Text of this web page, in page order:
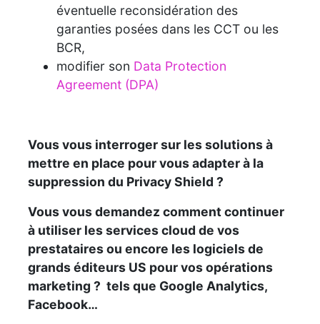
éventuelle reconsidération des
garanties posées dans les CCT ou les
BCR,
modifier son Data Protection
Agreement (DPA)
Vous vous interroger sur les solutions à
mettre en place pour vous adapter à la
suppression du Privacy Shield ?
Vous vous demandez comment continuer
à utiliser les services cloud de vos
prestataires ou encore les logiciels de
grands éditeurs US pour vos opérations
marketing ? tels que Google Analytics,
Facebook…